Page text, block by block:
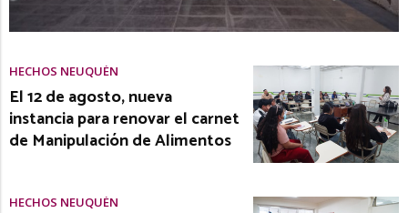
HECHOS NEUQUÉN
El 12 de agosto, nueva
instancia para renovar el carnet
de Manipulación de Alimentos
HECHOS NEUQUÉN